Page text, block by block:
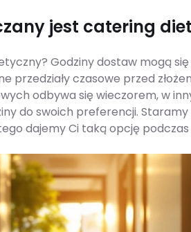
jest catering
Godziny dostaw mogą
czasowe przed
odbywa się wieczorem, w
do swoich preferencji.
dajemy Ci taką opcję podczas